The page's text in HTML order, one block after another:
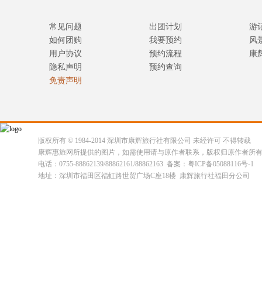
常见问题
如何团购
用户协议
隐私声明
免责声明
出团计划
我要预约
预约流程
预约查询
游
风
康
版权所有 © 1984-2014 深圳市康辉旅行社有限公司 未经许可 不得转载
康辉惠旅网所提供的图片，如需使用请与原作者联系，版权归原作者所
电话：0755-88862139/88862161/88862163 备案：粤ICP备05088116号-1
地址：深圳市福田区福虹路世贸广场C座18楼 康辉旅行社福田分公司